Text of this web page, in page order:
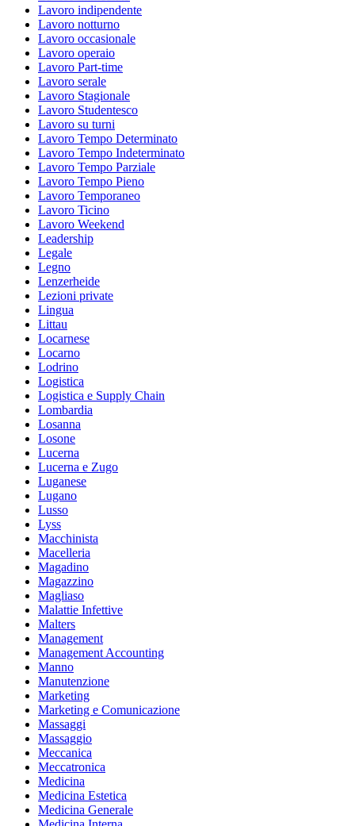
Lavoro indipendente
Lavoro notturno
Lavoro occasionale
Lavoro operaio
Lavoro Part-time
Lavoro serale
Lavoro Stagionale
Lavoro Studentesco
Lavoro su turni
Lavoro Tempo Determinato
Lavoro Tempo Indeterminato
Lavoro Tempo Parziale
Lavoro Tempo Pieno
Lavoro Temporaneo
Lavoro Ticino
Lavoro Weekend
Leadership
Legale
Legno
Lenzerheide
Lezioni private
Lingua
Littau
Locarnese
Locarno
Lodrino
Logistica
Logistica e Supply Chain
Lombardia
Losanna
Losone
Lucerna
Lucerna e Zugo
Luganese
Lugano
Lusso
Lyss
Macchinista
Macelleria
Magadino
Magazzino
Magliaso
Malattie Infettive
Malters
Management
Management Accounting
Manno
Manutenzione
Marketing
Marketing e Comunicazione
Massaggi
Massaggio
Meccanica
Meccatronica
Medicina
Medicina Estetica
Medicina Generale